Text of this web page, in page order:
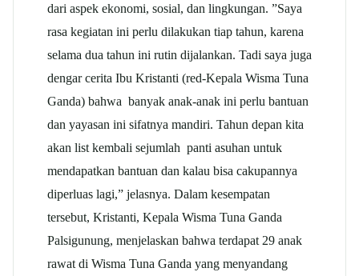
dari aspek ekonomi, sosial, dan lingkungan. ”Saya
rasa kegiatan ini perlu dilakukan tiap tahun, karena
selama dua tahun ini rutin dijalankan. Tadi saya juga
dengar cerita Ibu Kristanti (red-Kepala Wisma Tuna
Ganda) bahwa banyak anak-anak ini perlu bantuan
dan yayasan ini sifatnya mandiri. Tahun depan kita
akan list kembali sejumlah panti asuhan untuk
mendapatkan bantuan dan kalau bisa cakupannya
diperluas lagi,” jelasnya. Dalam kesempatan
tersebut, Kristanti, Kepala Wisma Tuna Ganda
Palsigunung, menjelaskan bahwa terdapat 29 anak
rawat di Wisma Tuna Ganda yang menyandang